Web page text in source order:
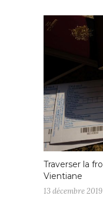
Traverser la
Vientiane
13 décembre 2019